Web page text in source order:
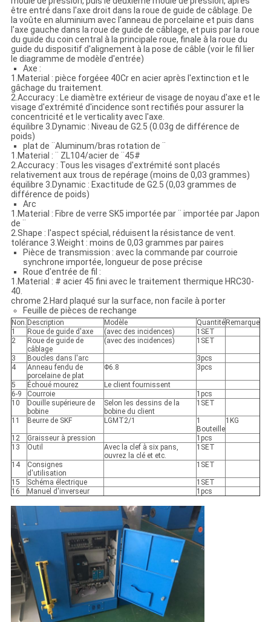
être entré dans l'axe droit dans la roue de guide de câblage. De
la voûte en aluminium avec l'anneau de porcelaine et puis dans
l'axe gauche dans la roue de guide de câblage, et puis par la roue
du guide du coin central à la principale roue, finale à la roue du
guide du dispositif d'alignement à la pose de câble (voir le fil lier
le diagramme de modèle d'entrée)
Axe :
1.Material : pièce forgéee 40Cr en acier après l'extinction et le
gâchage du traitement.
2.Accuracy : Le diamètre extérieur de visage de noyau d'axe et le
visage d'extrémité d'incidence sont rectifiés pour assurer la
concentricité et le verticality avec l'axe.
équilibre 3.Dynamic : Niveau de G2.5 (0.03g de différence de
poids)
plat de ¨Aluminum/bras rotation de ¨
1.Material : ¨ ZL104/acier de ¨45#
2.Accuracy : Tous les visages d'extrémité sont placés
relativement aux trous de repérage (moins de 0,03 grammes)
équilibre 3.Dynamic : Exactitude de G2.5 (0,03 grammes de
différence de poids)
Arc
1.Material : Fibre de verre SK5 importée par ¨ importée par Japon
de ¨
2.Shape : l'aspect spécial, réduisent la résistance de vent.
tolérance 3.Weight : moins de 0,03 grammes par paires
Pièce de transmission : avec la commande par courroie
synchrone importée, longueur de pose précise
Roue d'entrée de fil :
1.Material : # acier 45 fini avec le traitement thermique HRC30-
40.
chrome 2.Hard plaqué sur la surface, non facile à porter
Feuille de pièces de rechange
Non. Description Modèle Quantité Remarque
1
Roue de guide d'axe (avec des incidences)
1SET
2
Roue de guide de
câblage
(avec des incidences) 1SET
3 Boucles dans l'arc
3pcs
4
Anneau fendu de
porcelaine de plat
Φ6.8 3pcs
5 Échoué mourez
Le client fournissent
6-9
Courroie
1pcs
10
Douille supérieure de
bobine
Selon les dessins de la
bobine du client
1SET
11 Beurre de SKF LGMT2/1
1
Bouteille
1KG
12 Graisseur à pression
1pcs
13
Outil
Avec la clef à six pans,
ouvrez la clé et etc.
1SET
14
Consignes
d'utilisation
1SET
15 Schéma électrique
1SET
16
Manuel d'inverseur 1pcs